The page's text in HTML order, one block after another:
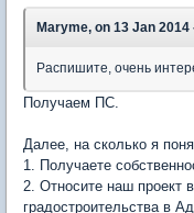
Maryme, on 13 Jan 2014
Распишите, очень
Получаем ПС.
Далее, на сколько я
1. Получаете
2. Относите наш проект
градостроительства в